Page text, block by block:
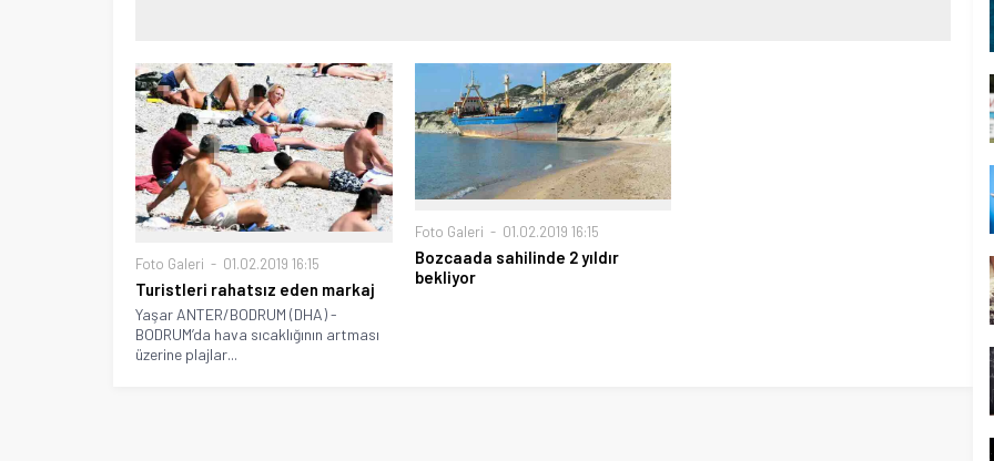
Foto Galeri 01.02.2019 16:15
Turistleri rahatsız eden markaj
Yaşar ANTER/BODRUM (DHA) -
BODRUM’da hava sıcaklığının artması
üzerine plajlar...
Foto Galeri 01.02.2019 16:15
Bozcaada sahilinde 2 yıldır
bekliyor